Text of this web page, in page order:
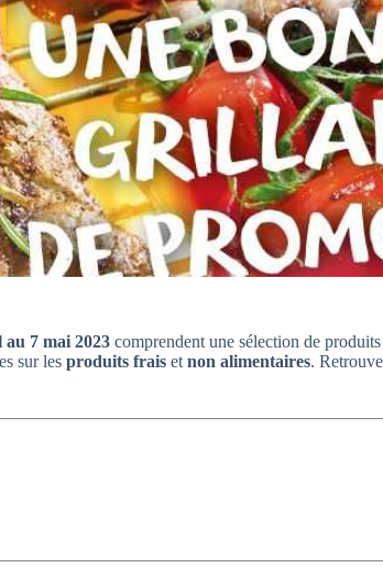
7 mai 2023 comprendent une sélection de
sur les produits frais et non alimentaires.